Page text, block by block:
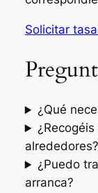
Solicitar
¿Qué
alrededores?
¿Puedo
arranca?